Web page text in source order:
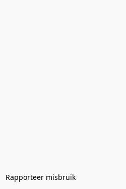
Rapporteer misbruik